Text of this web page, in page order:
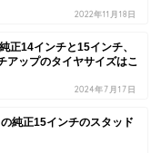
2022年11月18日
正14インチと15インチ、
アップのタイヤサイズはこ
2024年7月17日
純正15インチのスタッド